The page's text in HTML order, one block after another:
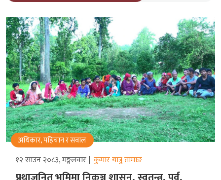
अधिकार, पहिचान र सवाल
१२ साउन २०८३, मङ्गलवार कुमार यात्रु तामाङ